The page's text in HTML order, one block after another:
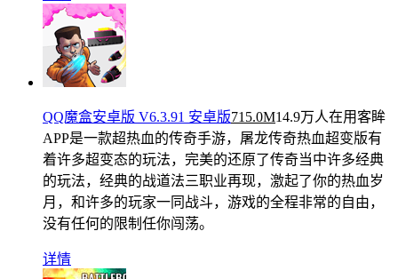
QQ魔盒安卓版 V6.3.91 安卓版715.0M14.9万人在用客眸
APP是一款超热血的传奇手游，屠龙传奇热血超变版有
着许多超变态的玩法，完美的还原了传奇当中许多经典
的玩法，经典的战道法三职业再现，激起了你的热血岁
月，和许多的玩家一同战斗，游戏的全程非常的自由，
没有任何的限制任你闯荡。
详情